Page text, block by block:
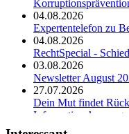
04.08.2026
Expertentelefon zu
04.08.2026
RechtSpecial -
03.08.2026
Newsletter August
27.07.2026
Dein Mut findet